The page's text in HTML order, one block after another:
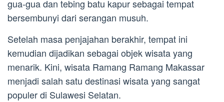
gua-gua dan tebing batu kapur sebagai tempat
bersembunyi dari serangan musuh.
Setelah masa penjajahan berakhir, tempat ini
kemudian dijadikan sebagai objek wisata yang
menarik. Kini, wisata Ramang Ramang Makassar
menjadi salah satu destinasi wisata yang sangat
populer di Sulawesi Selatan.